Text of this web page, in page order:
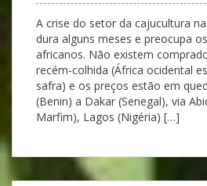
A crise do setor da cajucultura
dura alguns meses e preocupa
africanos. Não existem
recém-colhida (África ocidental
safra) e os preços estão em
(Benin) a Dakar (Senegal), via
Marfim), Lagos (Nigéria) […]